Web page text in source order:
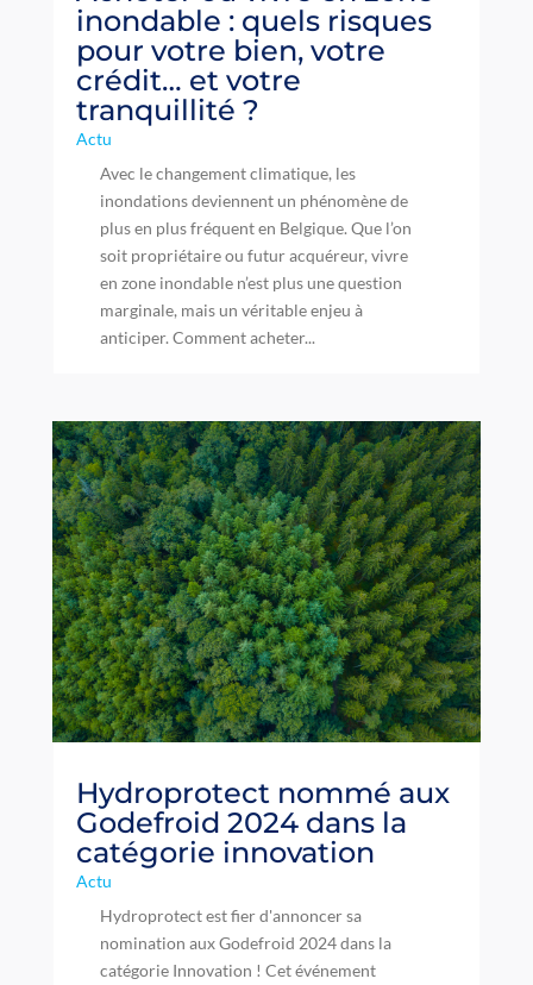
inondable : quels risques
pour votre bien, votre
crédit… et votre
tranquillité ?
Actu
Avec le changement climatique, les
inondations deviennent un phénomène de
plus en plus fréquent en Belgique. Que l’on
soit propriétaire ou futur acquéreur, vivre
en zone inondable n’est plus une question
marginale, mais un véritable enjeu à
anticiper. Comment acheter...
Hydroprotect nommé aux
Godefroid 2024 dans la
catégorie innovation
Actu
Hydroprotect est fier d'annoncer sa
nomination aux Godefroid 2024 dans la
catégorie Innovation ! Cet événement